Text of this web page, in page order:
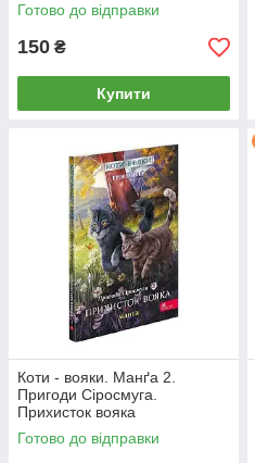
Готово до відправки
150 ₴
Купити
Коти - вояки. Манґа 2.
Пригоди Сіросмуга.
Прихисток вояка
Готово до відправки